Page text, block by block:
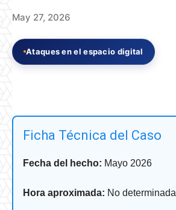
May 27, 2026
Ataques en el espacio digital
Ficha Técnica del Caso
Fecha del hecho: Mayo 2026
Hora aproximada: No determinada